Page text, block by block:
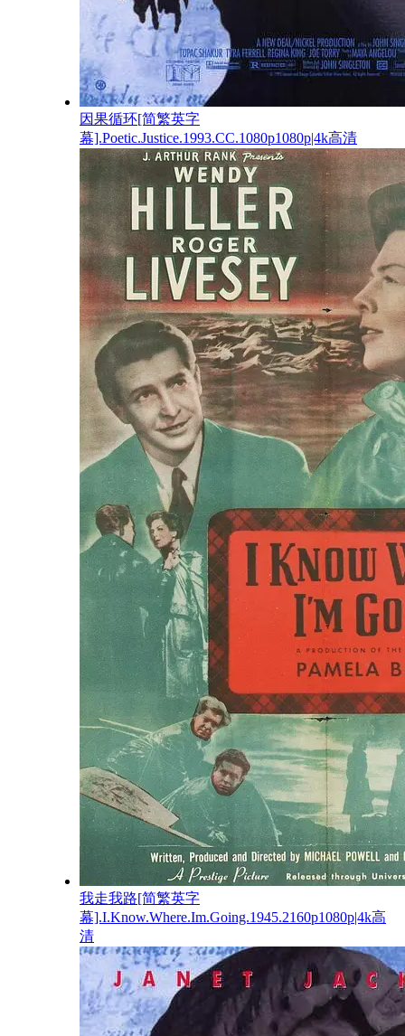
因果循环[简繁英字
幕].Poetic.Justice.1993.CC.1080p1080p|4k高清
我走我路[简繁英字
幕].I.Know.Where.Im.Going.1945.2160p1080p|4k高
清